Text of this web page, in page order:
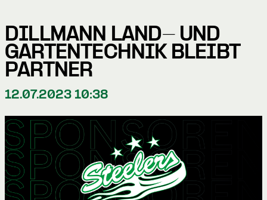
DILLMANN LAND- UND
GARTENTECHNIK BLEIBT
PARTNER
12.07.2023 10:38